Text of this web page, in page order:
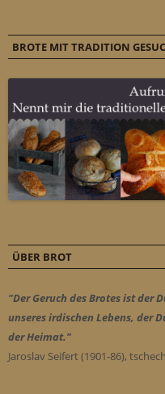
BROTE MIT TRADITION
ÜBER BROT
"Der Geruch des Brotes ist der
unseres irdischen Lebens, der
der Heimat."
Jaroslav Seifert (1901-86),